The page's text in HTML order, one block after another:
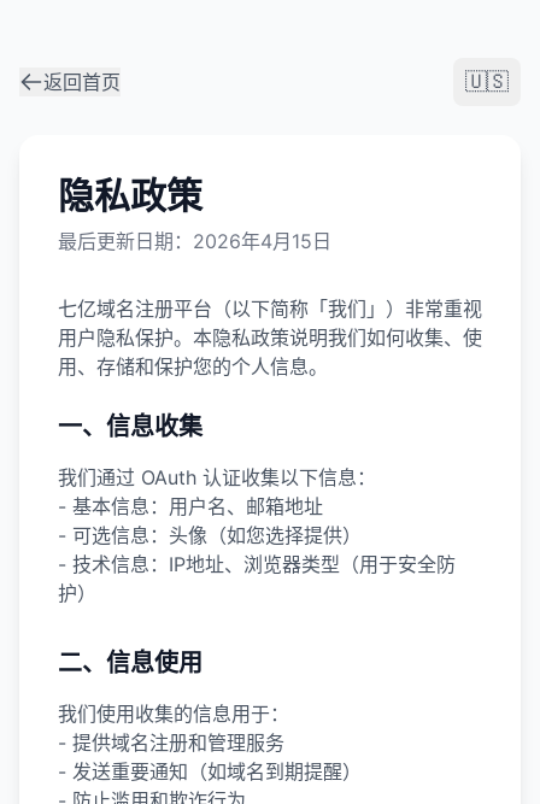
返回首页 🇺🇸
隐私政策
最后更新日期：2026年4月15日
七亿域名注册平台（以下简称「我们」）非常重视
用户隐私保护。本隐私政策说明我们如何收集、使
用、存储和保护您的个人信息。
一、信息收集
我们通过 OAuth 认证收集以下信息：
- 基本信息：用户名、邮箱地址
- 可选信息：头像（如您选择提供）
- 技术信息：IP地址、浏览器类型（用于安全防
护）
二、信息使用
我们使用收集的信息用于：
- 提供域名注册和管理服务
- 发送重要通知（如域名到期提醒）